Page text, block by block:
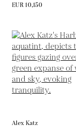
EUR 10,150
Alex Katz